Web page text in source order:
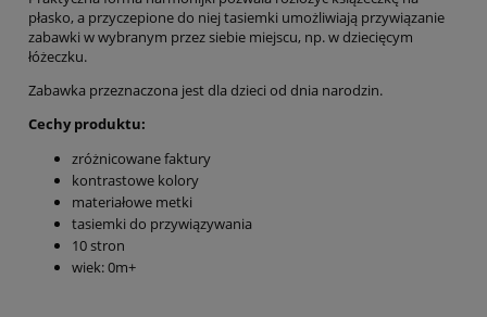
płasko, a przyczepione do niej tasiemki umożliwiają przywiązanie
zabawki w wybranym przez siebie miejscu, np. w dziecięcym
łóżeczku.
Zabawka przeznaczona jest dla dzieci od dnia narodzin.
Cechy produktu:
zróżnicowane faktury
kontrastowe kolory
materiałowe metki
tasiemki do przywiązywania
10 stron
wiek: 0m+